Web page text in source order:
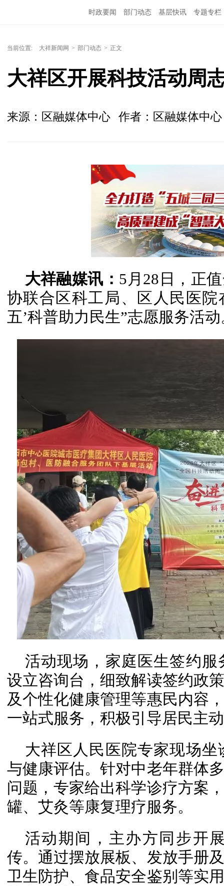
时政要闻 部门动态 基层快讯 专题专栏
当前位置: 大祥新闻网 > 部门动态 > 正文
大祥区开展科技活动周
来源：区融媒体中心 作者：区融媒体中
大祥融媒讯： 5月28日，正
协联合区科工局、区人民医
五’科普助力民生”志愿服务活
活动现场，家庭医生签约
设立咨询台，细致解读签约政
及个性化健康管理等惠民内容
一站式服务，积极引导居民主
大祥区人民医院专家现场
与健康评估。针对中老年群体
问题，专家给出科学诊疗方案
罐、艾灸等康复理疗服务。
活动期间，主办方同步开
传。通过摆放展板、发放手册
卫生防护、食品安全鉴别等实